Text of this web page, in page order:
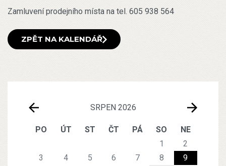
SRPEN 2026
PO ÚT ST ČT PÁ SO
NE
1
2
3
4 5 6 7 8
9
Zamluvení prodejního místa na tel. 605 938 564
ZPĚT NA KALENDÁŘ